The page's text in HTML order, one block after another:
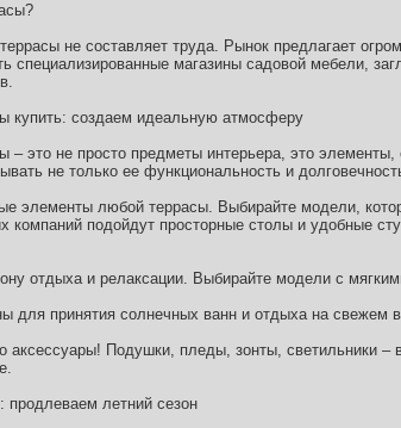
не составляет труда. Рынок предлагает
специализированные магазины садовой мебели,
купить: создаем идеальную атмосферу
– это не просто предметы интерьера, это
не только ее функциональность и
элементы любой террасы. Выбирайте модели,
компаний подойдут просторные столы и удобные
отдыха и релаксации. Выбирайте модели с
для принятия солнечных ванн и отдыха на свежем
аксессуары! Подушки, пледы, зонты, светильники
продлеваем летний сезон